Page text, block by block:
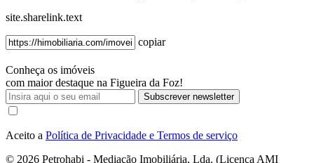
site.sharelink.text
copiar
Conheça os imóveis
com maior destaque na Figueira da Foz!
Subscrever newsletter
Aceito a Política de Privacidade e Termos de serviço
© 2026 Petrohabi - Mediação Imobiliária, Lda. (Licença AMI